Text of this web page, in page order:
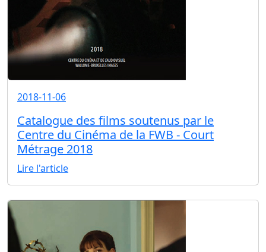
2018-11-06
Catalogue des films soutenus par le
Centre du Cinéma de la FWB - Court
Métrage 2018
Lire l'article